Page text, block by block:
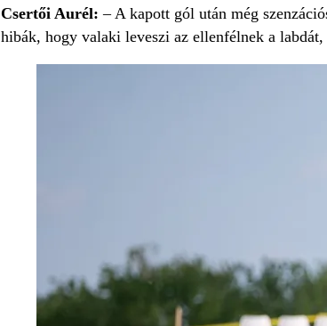
Csertői Aurél: – A kapott gól után még
hibák, hogy valaki leveszi az ellenfélnek a